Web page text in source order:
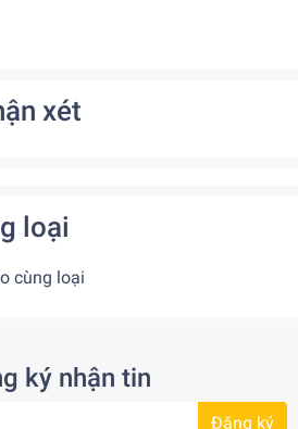
xét
loại
cùng loại
ký nhận tin
Đăng ký